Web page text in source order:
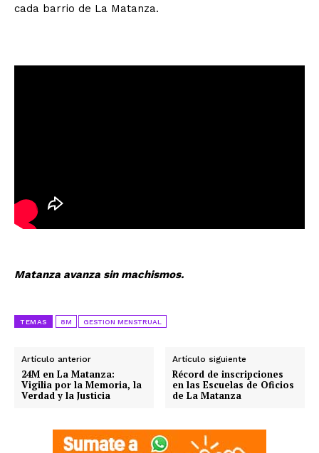
cada barrio de La Matanza.
Matanza avanza sin machismos.
TEMAS 8M GESTION MENSTRUAL
Artículo anterior
24M en La Matanza:
Vigilia por la Memoria, la
Verdad y la Justicia
Artículo siguiente
Récord de inscripciones
en las Escuelas de Oficios
de La Matanza